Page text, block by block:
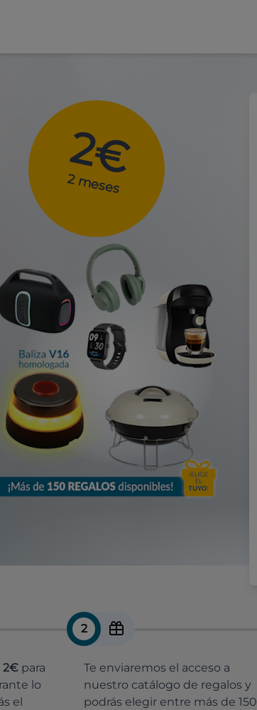
2€
2 meses
2€ para
lo
el
2
Te enviaremos el acceso a
nuestro catálogo de regalos y
podrás elegir entre más de 150